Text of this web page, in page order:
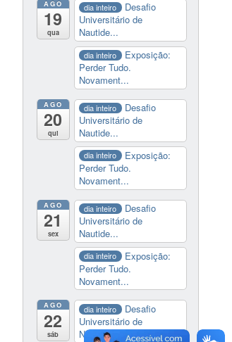
AGO
19
qua
dia inteiro
Desafio
Universitário de
Nautide...
dia inteiro
Exposição:
Perder Tudo.
Novament...
AGO
20
qui
dia inteiro
Desafio
Universitário de
Nautide...
dia inteiro
Exposição:
Perder Tudo.
Novament...
AGO
21
sex
dia inteiro
Desafio
Universitário de
Nautide...
dia inteiro
Exposição:
Perder Tudo.
Novament...
AGO
22
sáb
dia inteiro
Desafio
Universitário de
Nautide...